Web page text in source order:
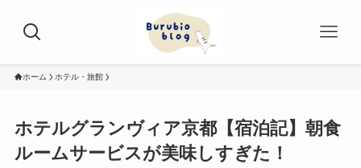
ホーム ホテル・旅館
ホテルグランヴィア京都【宿泊記】朝食
ルームサービスが美味しすぎた！